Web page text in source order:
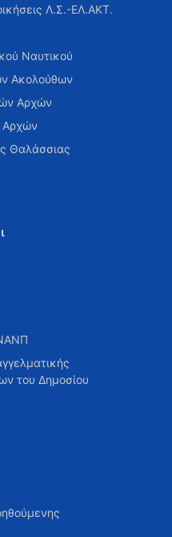
Λ.Σ.-ΕΛ.ΑΚΤ.
Ναυτικού
Ακολούθων
Αρχών
Αρχών
Θαλάσσιας
του Δημοσίου